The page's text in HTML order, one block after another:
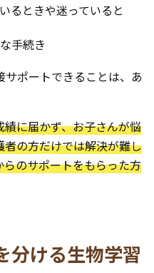
るときや迷っていると
手続き
ポートできることは、あ
に届かず、お子さんが悩
の方だけでは解決が難し
のサポートをもらった方
分ける生物学習